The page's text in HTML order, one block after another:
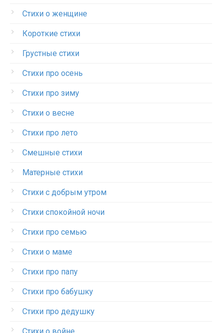
Стихи о женщине
Короткие стихи
Грустные стихи
Стихи про осень
Стихи про зиму
Стихи о весне
Стихи про лето
Смешные стихи
Матерные стихи
Стихи с добрым утром
Стихи спокойной ночи
Стихи про семью
Стихи о маме
Стихи про папу
Стихи про бабушку
Стихи про дедушку